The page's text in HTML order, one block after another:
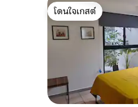
โดนใจเกสต์
โดนใจเกสต์